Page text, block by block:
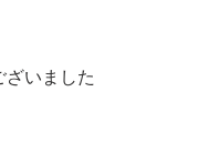
いました